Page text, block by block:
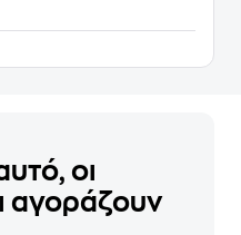
οι
αγοράζουν